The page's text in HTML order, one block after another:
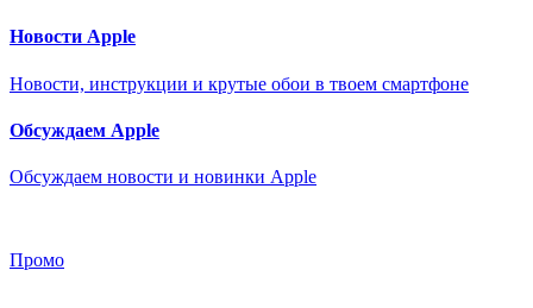
Новости Apple
Новости, инструкции и крутые обои в твоем смартфоне
Обсуждаем Apple
Обсуждаем новости и новинки Apple
Промо